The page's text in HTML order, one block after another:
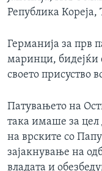
Република Кореја,
Германија за прв
маринци, бидејќи
своето присуство
Патувањето на
така имаше за
на врските со
зајакнување на
владата и